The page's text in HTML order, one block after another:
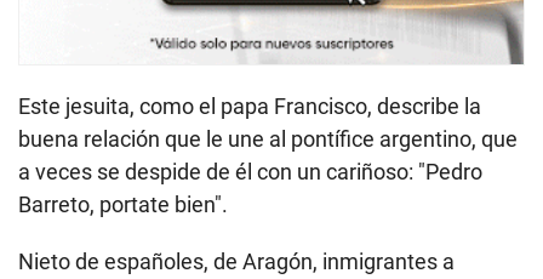
Este jesuita, como el papa Francisco, describe la
buena relación que le une al pontífice argentino, que
a veces se despide de él con un cariñoso: "Pedro
Barreto, portate bien".
Nieto de españoles, de Aragón, inmigrantes a